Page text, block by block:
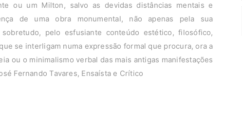
ou um Milton, salvo as devidas distâncias mentais e
de uma obra monumental, não apenas pela sua
pelo esfusiante conteúdo estético, filosófico,
se interligam numa expressão formal que procura, ora a
ou o minimalismo verbal das mais antigas manifestações
Fernando Tavares, Ensaísta e Crítico